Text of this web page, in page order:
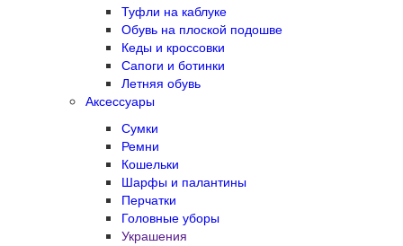
Туфли на каблуке
Обувь на плоской подошве
Кеды и кроссовки
Сапоги и ботинки
Летняя обувь
Аксессуары
Сумки
Ремни
Кошельки
Шарфы и палантины
Перчатки
Головные уборы
Украшения